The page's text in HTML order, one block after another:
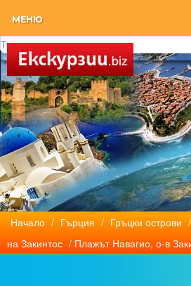
МЕНЮ
Начало / Гърция / Гръцки острови /
на Закинтос / Плажът Навагио, о-в